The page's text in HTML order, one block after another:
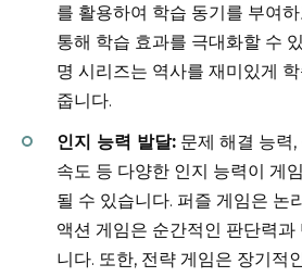
를 활용하여 학습 동기를 부여
통해 학습 효과를 극대화할 수
명 시리즈는 역사를 재미있게
줍니다.
인지 능력 발달: 문제 해결 능력
속도 등 다양한 인지 능력이 게
될 수 있습니다. 퍼즐 게임은 논
액션 게임은 순간적인 판단력과
니다. 또한, 전략 게임은 장기적